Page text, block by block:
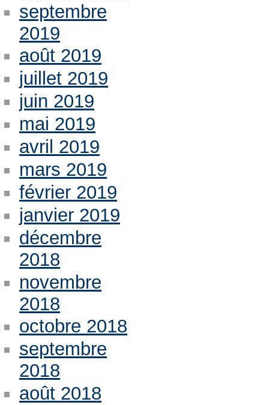
septembre
2019
août 2019
juillet 2019
juin 2019
mai 2019
avril 2019
mars 2019
février 2019
janvier 2019
décembre
2018
novembre
2018
octobre 2018
septembre
2018
août 2018